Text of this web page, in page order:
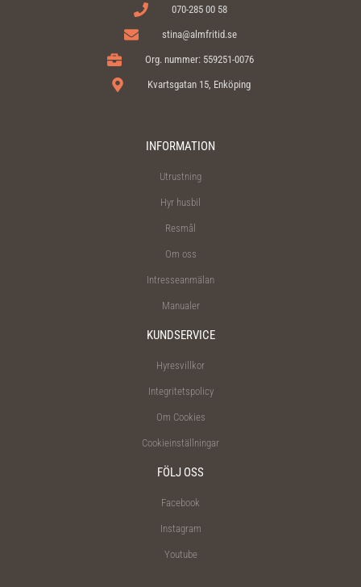
070-285 00 58
stina@almfritid.se
Org. nummer: 559251-0076
Kvartsgatan 15, Enköping
INFORMATION
Utrustning
Hyr husbil
Resmål
Om oss
Intresseanmälan
Manualer
KUNDSERVICE
Hyresvillkor
Integritetspolicy
Om Cookies
Cookieinställningar
FÖLJ OSS
Facebook
Instagram
Youtube